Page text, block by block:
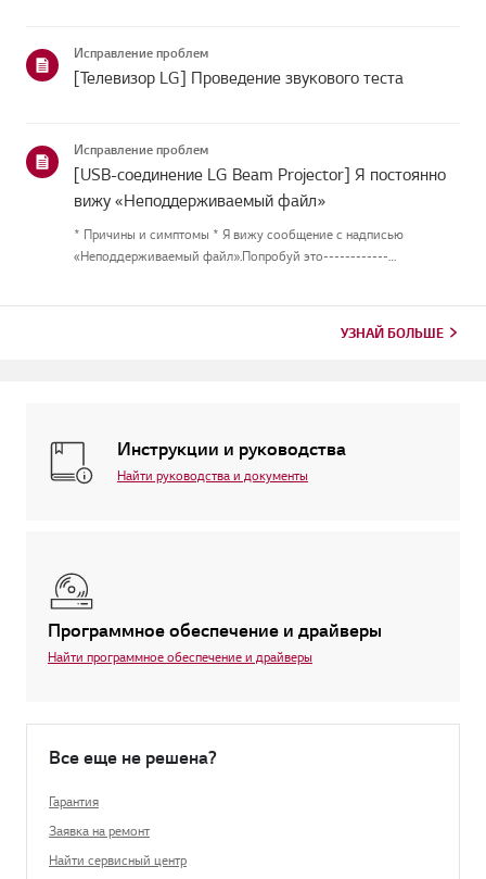
Исправление проблем
[Телевизор LG] Проведение звукового теста
Исправление проблем
[USB-соединение LG Beam Projector] Я постоянно
вижу «Неподдерживаемый файл»
* Причины и симптомы * Я вижу сообщение с надписью
«Неподдерживаемый файл».Попробуй это------------
УЗНАЙ БОЛЬШЕ
Инструкции и руководства
Найти руководства и документы
Программное обеспечение и драйверы
Найти программное обеспечение и драйверы
Все еще не решена?
Гарантия
Заявка на ремонт
Найти сервисный центр